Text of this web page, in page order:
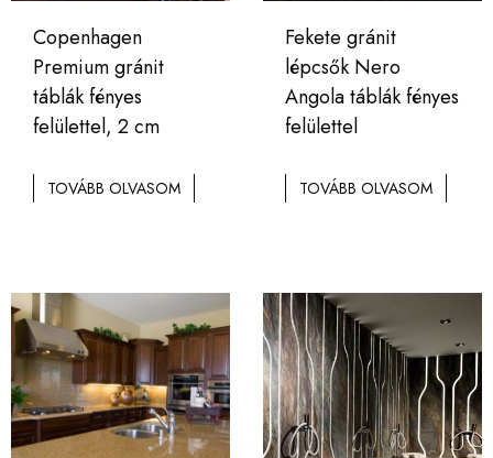
Copenhagen
Premium gránit
táblák fényes
felülettel, 2 cm
TOVÁBB OLVASOM
Fekete gránit
lépcsők Nero
Angola táblák fényes
felülettel
TOVÁBB OLVASOM